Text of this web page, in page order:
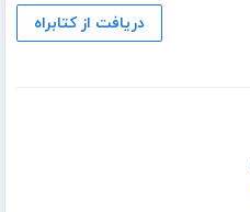
دریافت از کتابراه